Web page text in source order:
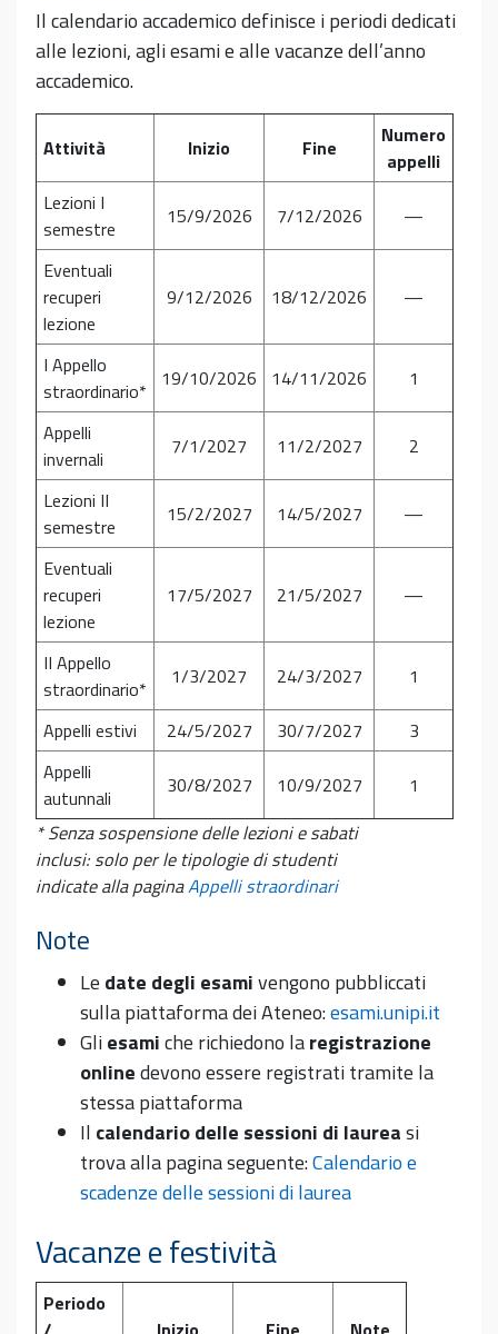
Il calendario accademico definisce i periodi dedicati
alle lezioni, agli esami e alle vacanze dell’anno
accademico.
Attività Inizio Fine
Numero
appelli
Lezioni I
semestre
15/9/2026 7/12/2026 —
Eventuali
recuperi
lezione
9/12/2026 18/12/2026 —
I Appello
straordinario*
19/10/2026 14/11/2026 1
Appelli
invernali
7/1/2027 11/2/2027 2
Lezioni II
semestre
15/2/2027 14/5/2027 —
Eventuali
recuperi
lezione
17/5/2027 21/5/2027 —
II Appello
straordinario*
1/3/2027 24/3/2027 1
Appelli estivi 24/5/2027 30/7/2027
3
Appelli
autunnali
30/8/2027 10/9/2027
1
* Senza sospensione delle lezioni e sabati
inclusi: solo per le tipologie di studenti
indicate alla paginaAppelli straordinari
Note
Le date degli esamivengono pubbliccati
sulla piattaforma dei Ateneo:esami.unipi.it
Gliesamiche richiedono laregistrazione
onlinedevono essere registrati tramite la
stessa piattaforma
Il calendario delle sessioni di laureasi
trova alla pagina seguente:Calendario e
scadenze delle sessioni di laurea
Vacanze e festività
Periodo